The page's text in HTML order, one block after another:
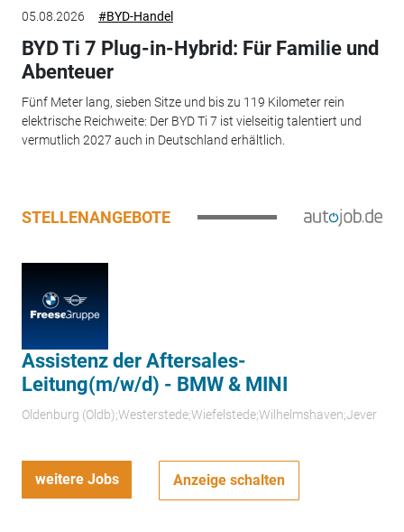
05.08.2026 #BYD-Handel
BYD Ti 7 Plug-in-Hybrid: Für Familie und
Abenteuer
Fünf Meter lang, sieben Sitze und bis zu 119 Kilometer rein
elektrische Reichweite: Der BYD Ti 7 ist vielseitig talentiert und
vermutlich 2027 auch in Deutschland erhältlich.
STELLENANGEBOTE
Assistenz der Aftersales-
Leitung(m/w/d) - BMW & MINI
Oldenburg (Oldb);Westerstede;Wiefelstede;Wilhelmshaven;Jever
weitere Jobs Anzeige schalten